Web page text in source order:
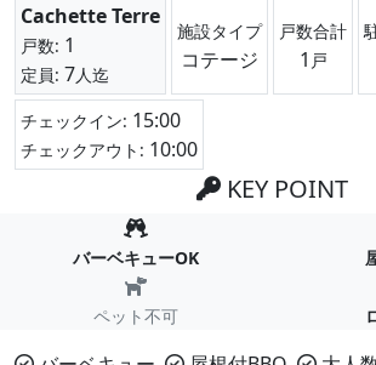
Cachette Terre
戸数: 1
定員: 7人迄
施設タイプ
コテージ
戸数合計
1 戸
チェックイン: 15:00
チェックアウト: 10:00
KEY POINT
バーベキューOK
ペット不可